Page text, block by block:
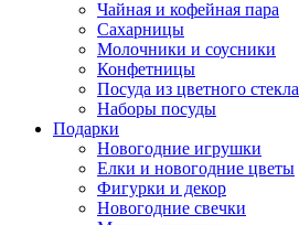
Чайная и кофейная пара
Сахарницы
Молочники и соусники
Конфетницы
Посуда из цветного стекла
Наборы посуды
Подарки
Новогодние игрушки
Елки и новогодние цветы
Фигурки и декор
Новогодние свечки